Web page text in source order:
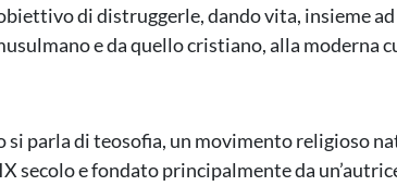
di distruggerle, dando vita, insieme
e da quello cristiano, alla moderna
si parla di teosofia, un movimento religioso
secolo e fondato principalmente da